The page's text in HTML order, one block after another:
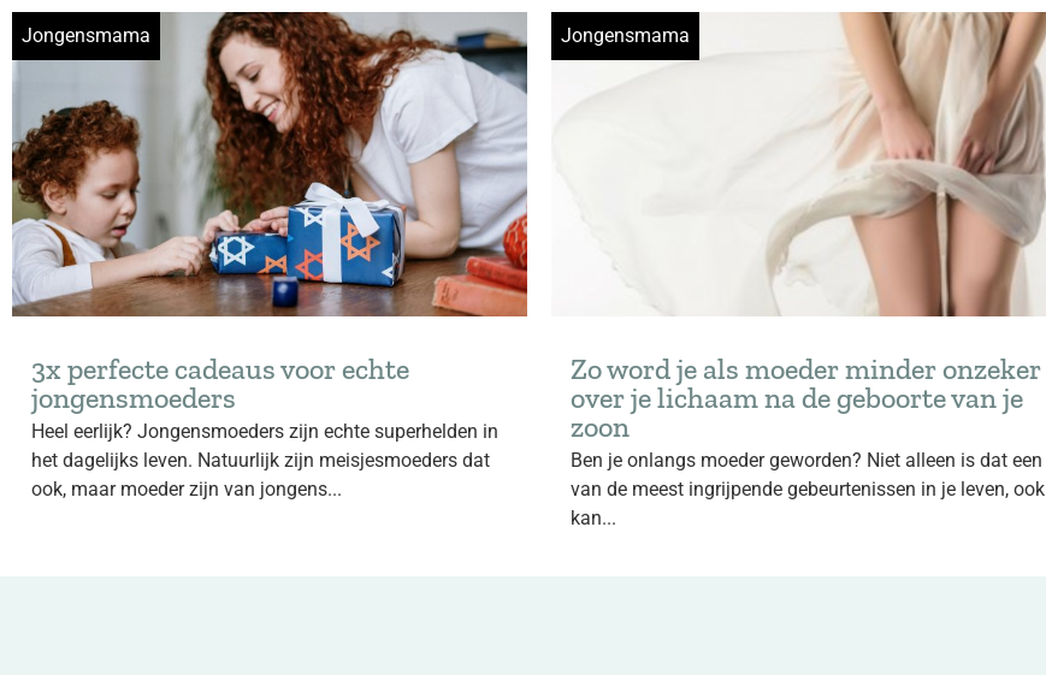
Jongensmama
3x perfecte cadeaus voor echte
jongensmoeders
Heel eerlijk? Jongensmoeders zijn echte superhelden in
het dagelijks leven. Natuurlijk zijn meisjesmoeders dat
ook, maar moeder zijn van jongens...
Jongensmama
Zo word je als moeder minder onzeker
over je lichaam na de geboorte van je
zoon
Ben je onlangs moeder geworden? Niet alleen is dat een
van de meest ingrijpende gebeurtenissen in je leven, ook
kan...